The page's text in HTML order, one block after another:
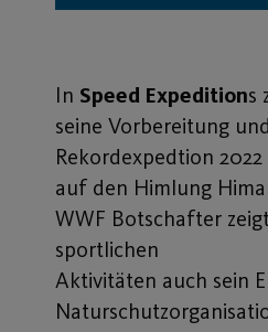
In Speed Expeditions
seine Vorbereitung
Rekordexpedtion 2022
auf den Himlung
WWF Botschafter
sportlichen
Aktivitäten auch sein